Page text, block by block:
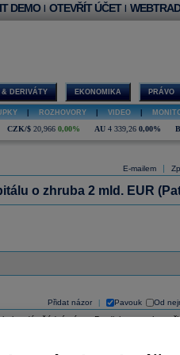
DEMO | OTEVŘÍT ÚČET |
& DERIVÁTY EKONOMIKA PRÁVO
ROZHOVORY VIDEO
CZK/$ 20,966 0,00% AU 4 339,26 0,00%
E-mailem |
o zhruba 2 mld. EUR
Přidat názor Pavouk Od
zadán žádný názor. Do diskuse mohou